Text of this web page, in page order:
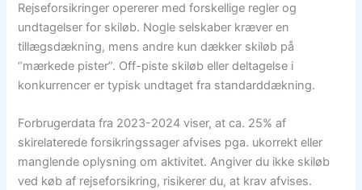
Rejseforsikringer opererer med forskellige regler og
undtagelser for skiløb. Nogle selskaber kræver en
tillægsdækning, mens andre kun dækker skiløb på
“mærkede pister”. Off-piste skiløb eller deltagelse i
konkurrencer er typisk undtaget fra standarddækning.
Forbrugerdata fra 2023-2024 viser, at ca. 25% af
skirelaterede forsikringssager afvises pga. ukorrekt eller
manglende oplysning om aktivitet. Angiver du ikke skiløb
ved køb af rejseforsikring, risikerer du, at krav afvises.